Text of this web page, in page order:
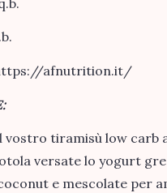
afnutrition.it/
vostro tiramisù low carb
versate lo yogurt
e mescolate per